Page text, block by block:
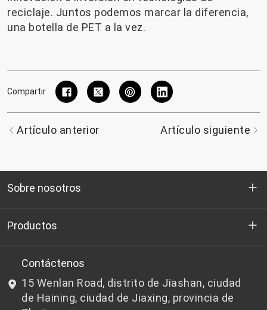
reciclaje. Juntos podemos marcar la diferencia,
una botella de PET a la vez.
Compartir
Artículo anterior Artículo siguiente
Sobre nosotros
Quienes somos
I+D
Noticias y Eventos
Productos
Chips de PET aptos para botellas
Chips de PET que no son aptos para botellas
Contáctenos
15 Wenlan Road, distrito de Jiashan, ciudad
de Haining, ciudad de Jiaxing, provincia de